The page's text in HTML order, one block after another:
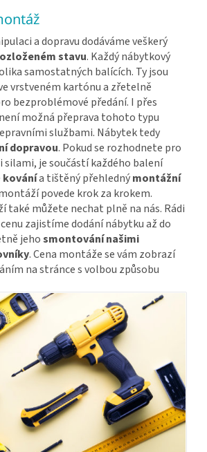
a dopravu dodáváme veškerý
stavu. Každý nábytkový
samostatných balících. Ty jsou
vrstveném kartónu a zřetelně
bezproblémové předání. I přes
možná přeprava tohoto typu
službami. Nábytek tedy
dopravou. Pokud se rozhodnete pro
je součástí každého balení
kovánía tištěný přehlednýmontážní
povede krok za krokem.
také můžete nechat plně na nás. Rádi
zajistíme dodání nábytku až do
jehosmontování našimi
. Cena montáže se vám zobrazí
na stránce s volbou způsobu